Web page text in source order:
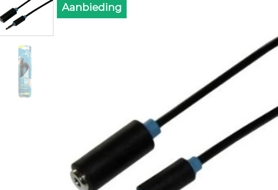
Aanbieding